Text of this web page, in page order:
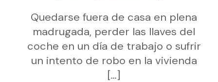
Quedarse fuera de casa en plena
madrugada, perder las llaves del
coche en un día de trabajo o sufrir
un intento de robo en la vivienda
[…]